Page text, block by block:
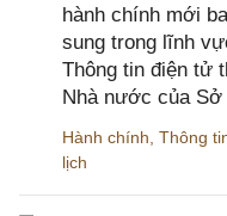
hành chính mới
sung trong lĩnh
Thông tin điện tử
Nhà nước của Sở
Hành chính Thông
lịch